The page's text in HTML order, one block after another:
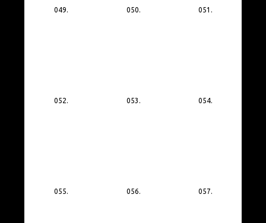
049. 050. 051.
052. 053. 054.
055. 056. 057.